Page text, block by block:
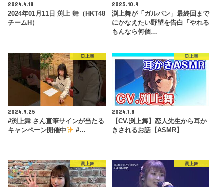
2024.4.18
2024年01月11日 渕上 舞（HKT48
チームH）
2025.10.9
渕上舞が「ガルパン」最終回まで
にかなえたい野望を告白「やれる
もんなら何個…
渕上舞
2024.9.25
#渕上舞 さん直筆サインが当たる
キャンペーン開催中
#…
渕上舞
2024.1.8
【CV.渕上舞】恋人先生から耳か
きされるお話【ASMR】
渕上舞 渕上舞